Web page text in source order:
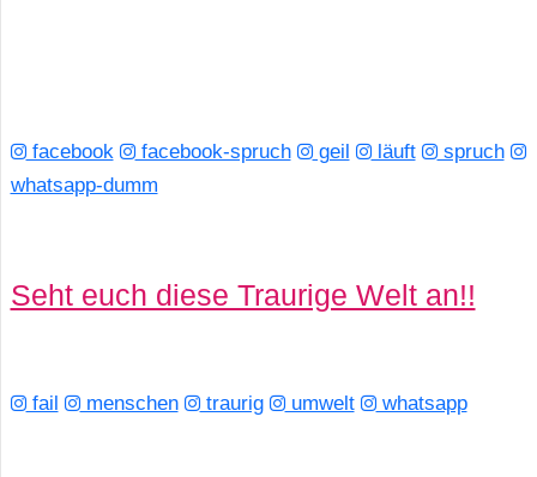
facebook facebook-spruch geil läuft
spruch
whatsapp-dumm
Seht euch diese Traurige Welt an!!
fail menschen traurig umwelt whatsapp